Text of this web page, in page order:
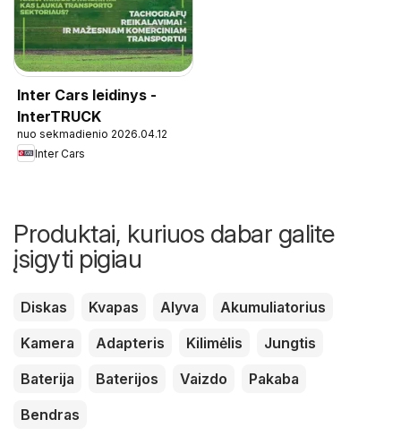
Inter Cars leidinys -
InterTRUCK
nuo sekmadienio 2026.04.12
Inter Cars
Produktai, kuriuos dabar galite
įsigyti pigiau
Diskas Kvapas Alyva
Akumuliatorius
Kamera
Adapteris Kilimėlis
Jungtis
Baterija
Baterijos Vaizdo
Pakaba
Bendras